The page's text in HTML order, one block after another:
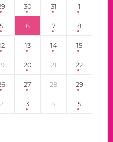
30 31 1
5 6 7 8
13 14 15
20 21 22
27 28 29
2 3 4 5